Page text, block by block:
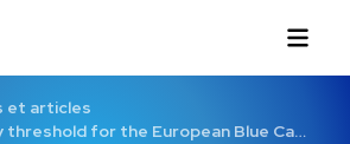
et articles
threshold for the European Blue Ca…